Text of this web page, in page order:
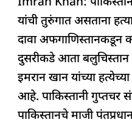
c
e
b
o
o
k
at
s
A
p
p
k
e
dI
n
re
a
d
s
यांची तुरुंगात असताना
दावा अफगाणिस्तानकडून
दुसरीकडे आता बलुचिस्तान
इमरान खान यांच्या
आहे. पाकिस्तानी गुप्तचर
पाकिस्तानचे माजी